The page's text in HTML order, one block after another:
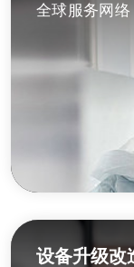
全球服务网络
设备升级改